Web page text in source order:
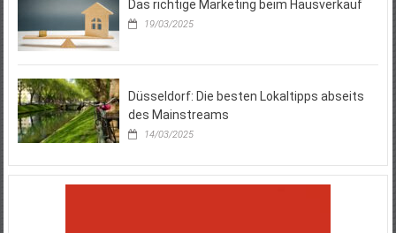
Das richtige Marketing beim Hausverkauf
19/03/2025
Düsseldorf: Die besten Lokaltipps abseits
des Mainstreams
14/03/2025